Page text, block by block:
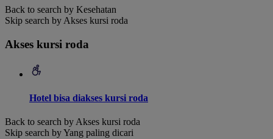
Back to search by Kesehatan
Skip search by Akses kursi roda
Akses kursi roda
Hotel bisa diakses kursi roda
Back to search by Akses kursi roda
Skip search by Yang paling dicari